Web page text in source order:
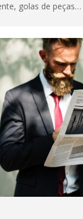
golas de peças…